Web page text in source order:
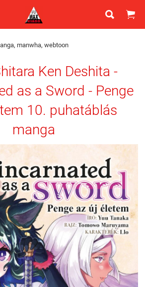
 
manwha, webtoon
Ken Deshita -
as a Sword - Penge
10. puhatáblás
manga